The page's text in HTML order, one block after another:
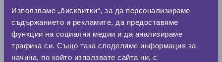
Използваме „бисквитки“, за да персонализираме
съдържанието и рекламите, да предоставяме
функции на социални медии и да анализираме
трафика си. Също така споделяме информация за
начина, по който използвате сайта ни, с
Нов размер